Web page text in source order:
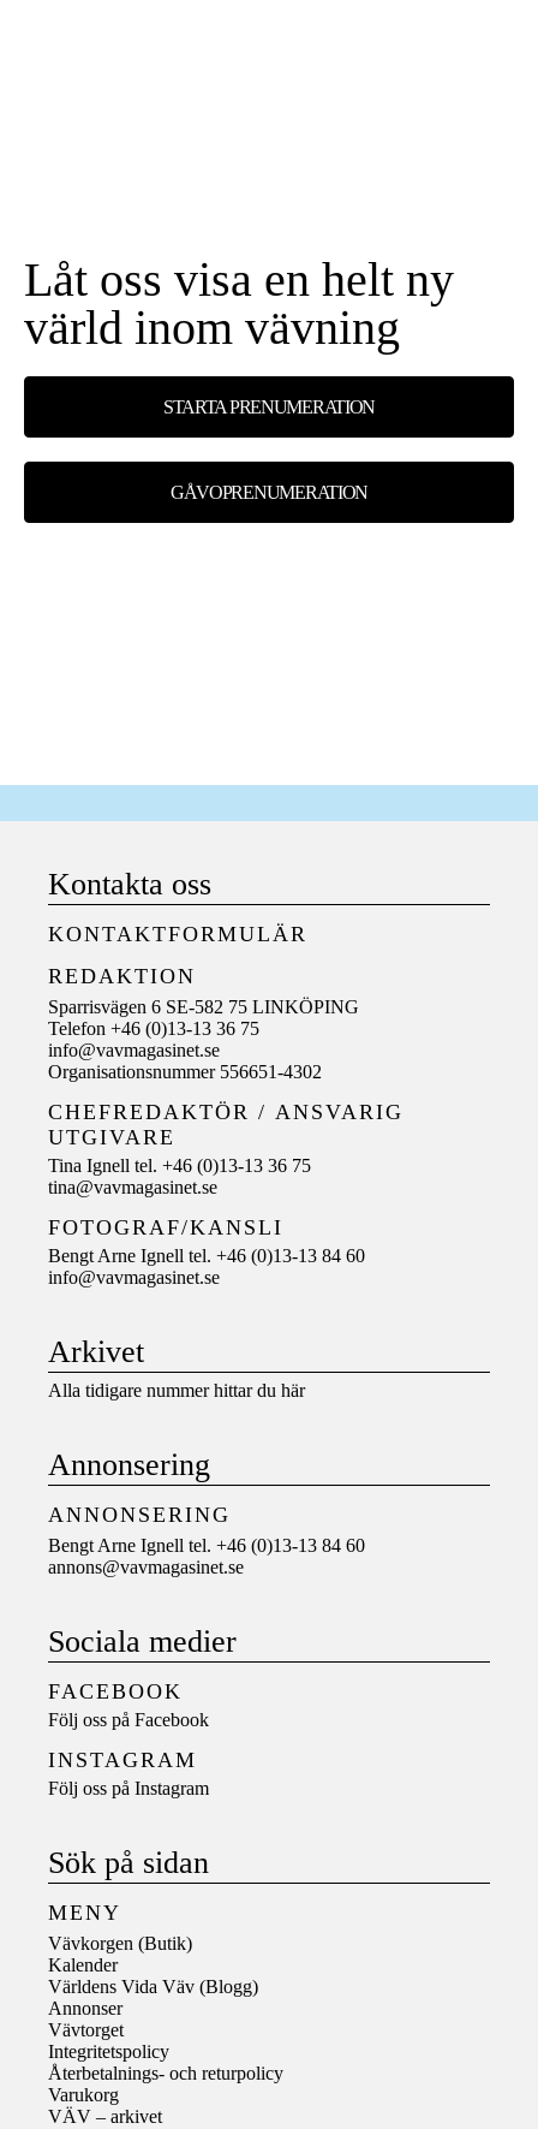
Låt oss visa en helt ny
värld inom vävning
STARTA PRENUMERATION
GÅVOPRENUMERATION
Kontakta oss
KONTAKTFORMULÄR
REDAKTION
Sparrisvägen 6 SE-582 75 LINKÖPING
Telefon +46 (0)13-13 36 75
info@vavmagasinet.se
Organisationsnummer 556651-4302
CHEFREDAKTÖR / ANSVARIG
UTGIVARE
Tina Ignell tel. +46 (0)13-13 36 75
tina@vavmagasinet.se
FOTOGRAF/KANSLI
Bengt Arne Ignell tel. +46 (0)13-13 84 60
info@vavmagasinet.se
Arkivet
Alla tidigare nummer hittar du här
Annonsering
ANNONSERING
Bengt Arne Ignell tel. +46 (0)13-13 84 60
annons@vavmagasinet.se
Sociala medier
FACEBOOK
Följ oss på Facebook
INSTAGRAM
Följ oss på Instagram
Sök på sidan
MENY
Vävkorgen (Butik)
Kalender
Världens Vida Väv (Blogg)
Annonser
Vävtorget
Integritetspolicy
Återbetalnings- och returpolicy
Varukorg
VÄV – arkivet